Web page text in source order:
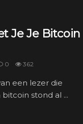
Je Je Bitcoin
0 362
een lezer die
stond al ...